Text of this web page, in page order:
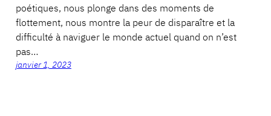
poétiques, nous plonge dans des moments de
flottement, nous montre la peur de disparaître et la
difficulté à naviguer le monde actuel quand on n’est
pas…
janvier 1, 2023